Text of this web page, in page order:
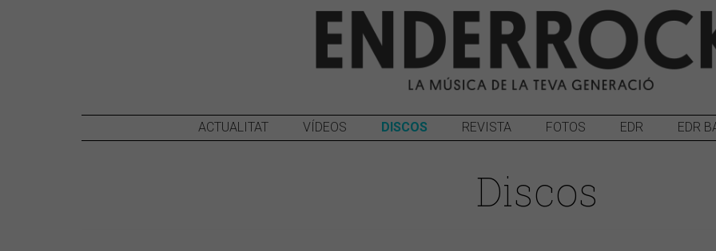
ACTUALITAT VÍDEOS DISCOS REVISTA FOTOS EDR EDR
Discos